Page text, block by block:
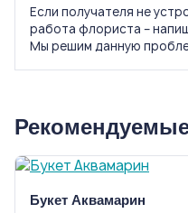
Если получателя не
работа флориста –
Мы решим данную
Букет Аквамарин